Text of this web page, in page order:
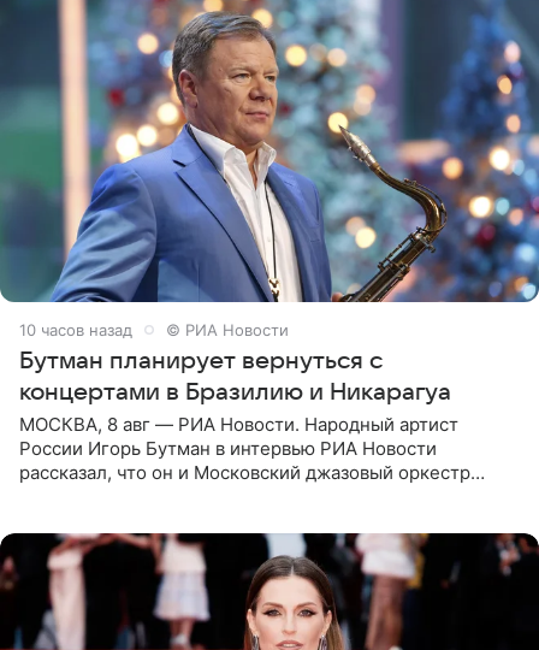
10 часов назад © РИА Новости
Бутман планирует вернуться с
концертами в Бразилию и Никарагуа
МОСКВА, 8 авг — РИА Новости. Народный артист
России Игорь Бутман в интервью РИА Новости
рассказал, что он и Московский джазовый оркестр